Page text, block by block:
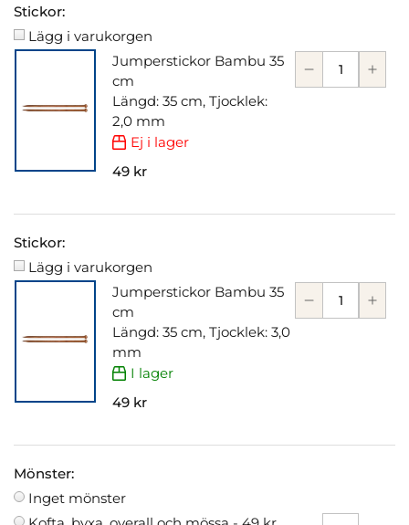
Stickor:
Lägg i varukorgen
Jumperstickor Bambu 35
cm
Längd: 35 cm, Tjocklek:
2,0 mm
Ej i lager
49 kr
Stickor:
Lägg i varukorgen
Jumperstickor Bambu 35
cm
Längd: 35 cm, Tjocklek: 3,0
mm
I lager
49 kr
Mönster:
Inget mönster